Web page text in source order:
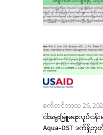
စက်တင်ဘာလ 26,
ငါးမွေးမြူရေးလု
Aqua-DST ဒက်ရှ်ဘု